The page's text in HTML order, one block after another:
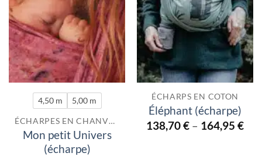
4,50 m 5,00 m
ÉCHARPES EN CHANVRE
Mon petit Univers
(écharpe)
ÉCHARPS EN COTON
Éléphant (écharpe)
138,70€ – 164,95 €